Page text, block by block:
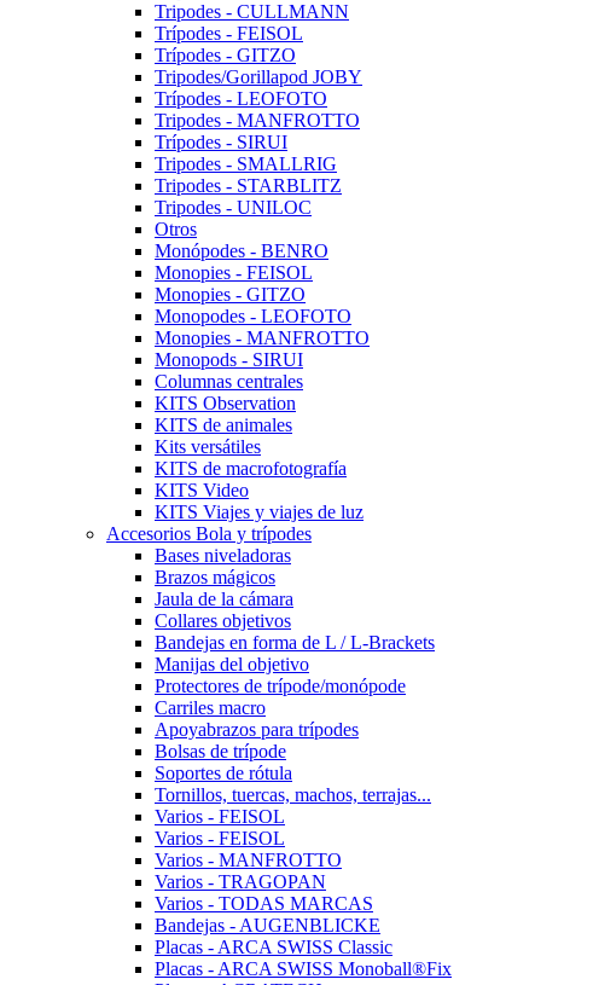
Tripodes - CULLMANN
Trípodes - FEISOL
Trípodes - GITZO
Tripodes/Gorillapod JOBY
Trípodes - LEOFOTO
Tripodes - MANFROTTO
Trípodes - SIRUI
Tripodes - SMALLRIG
Tripodes - STARBLITZ
Tripodes - UNILOC
Otros
Monópodes - BENRO
Monopies - FEISOL
Monopies - GITZO
Monopodes - LEOFOTO
Monopies - MANFROTTO
Monopods - SIRUI
Columnas centrales
KITS Observation
KITS de animales
Kits versátiles
KITS de macrofotografía
KITS Video
KITS Viajes y viajes de luz
Accesorios Bola y trípodes
Bases niveladoras
Brazos mágicos
Jaula de la cámara
Collares objetivos
Bandejas en forma de L / L-Brackets
Manijas del objetivo
Protectores de trípode/monópode
Carriles macro
Apoyabrazos para trípodes
Bolsas de trípode
Soportes de rótula
Tornillos, tuercas, machos, terrajas...
Varios - FEISOL
Varios - FEISOL
Varios - MANFROTTO
Varios - TRAGOPAN
Varios - TODAS MARCAS
Bandejas - AUGENBLICKE
Placas - ARCA SWISS Classic
Placas - ARCA SWISS Monoball®Fix